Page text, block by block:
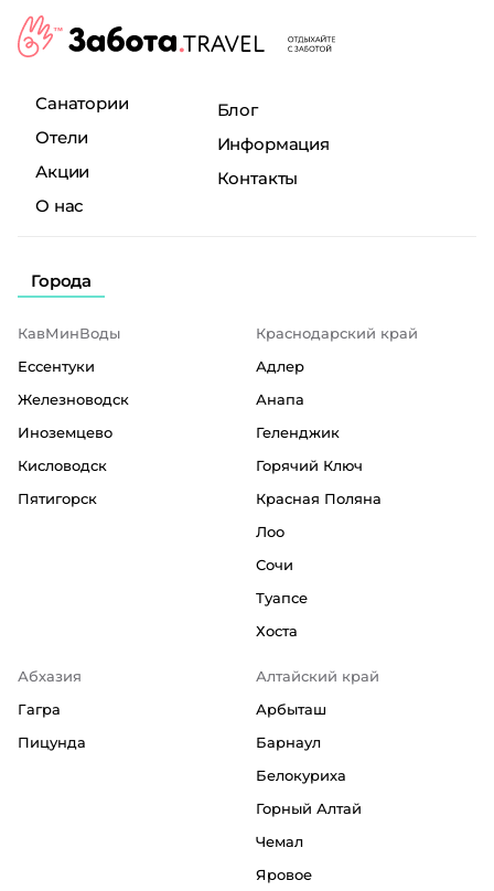
Санатории
Отели
Акции
О нас
Блог
Информация
Контакты
Города
КавМинВоды
Ессентуки
Железноводск
Иноземцево
Кисловодск
Пятигорск
Краснодарский край
Адлер
Анапа
Геленджик
Горячий Ключ
Красная Поляна
Лоо
Сочи
Туапсе
Хоста
Абхазия
Гагра
Пицунда
Алтайский край
Арбыташ
Барнаул
Белокуриха
Горный Алтай
Чемал
Яровое